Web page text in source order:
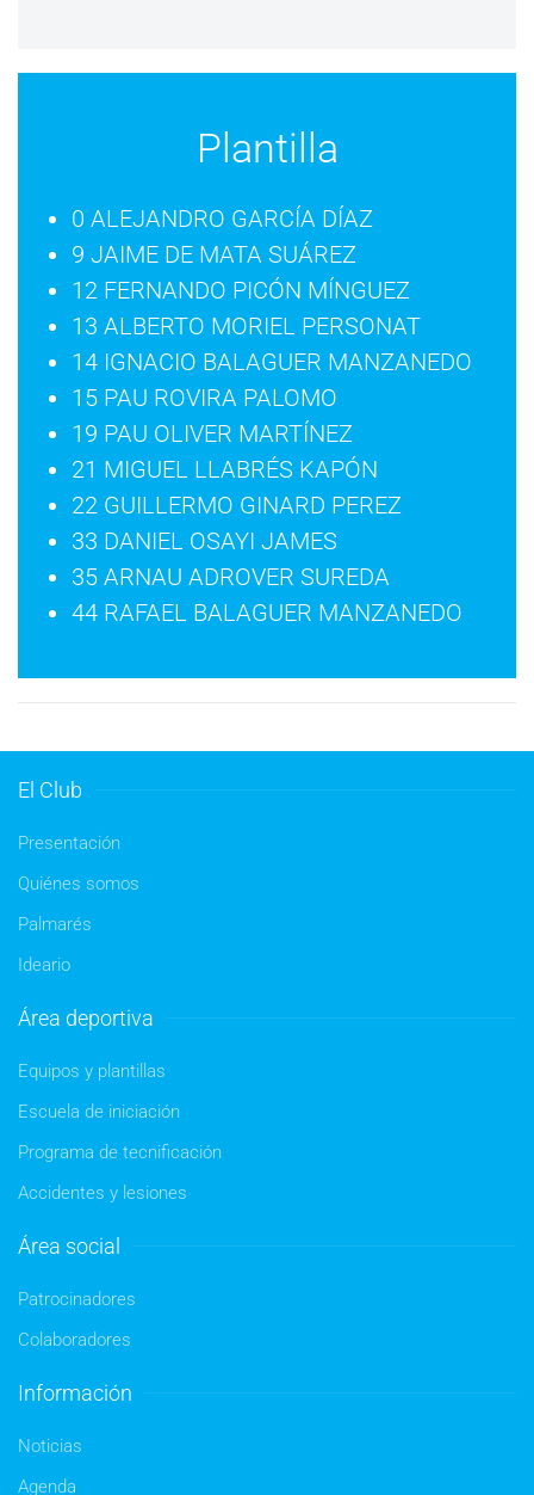
Plantilla
0 ALEJANDRO GARCÍA DÍAZ
9 JAIME DE MATA SUÁREZ
12 FERNANDO PICÓN MÍNGUEZ
13 ALBERTO MORIEL PERSONAT
14 IGNACIO BALAGUER MANZANEDO
15 PAU ROVIRA PALOMO
19 PAU OLIVER MARTÍNEZ
21 MIGUEL LLABRÉS KAPÓN
22 GUILLERMO GINARD PEREZ
33 DANIEL OSAYI JAMES
35 ARNAU ADROVER SUREDA
44 RAFAEL BALAGUER MANZANEDO
El Club
Presentación
Quiénes somos
Palmarés
Ideario
Área deportiva
Equipos y plantillas
Escuela de iniciación
Programa de tecnificación
Accidentes y lesiones
Área social
Patrocinadores
Colaboradores
Información
Noticias
Agenda